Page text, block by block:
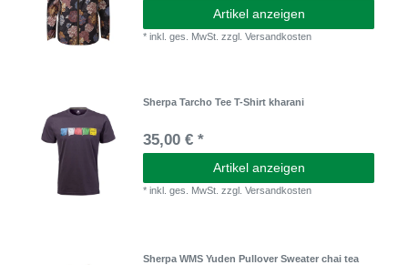
Artikel anzeigen
*inkl. ges. MwSt. zzgl.Versandkosten
Sherpa Tarcho Tee T-Shirt kharani
35,00 € *
Artikel anzeigen
*inkl. ges. MwSt. zzgl.Versandkosten
Sherpa WMS Yuden Pullover Sweater chai tea